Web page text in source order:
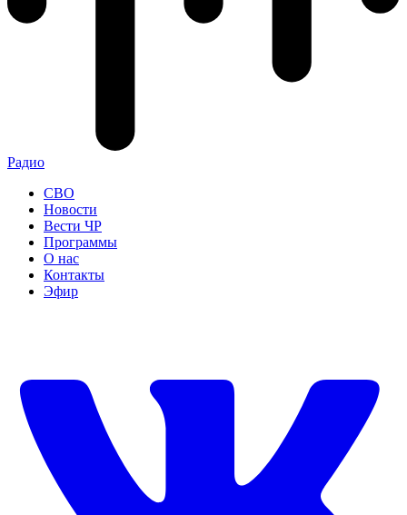
Радио
СВО
Новости
Вести ЧР
Программы
О нас
Контакты
Эфир